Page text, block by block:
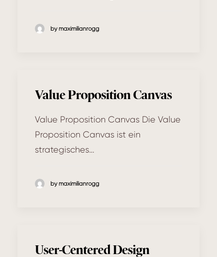
by maximilianrogg
Value Proposition Canvas
Value Proposition Canvas Die Value
Proposition Canvas ist ein
strategisches…
by maximilianrogg
User-Centered Design